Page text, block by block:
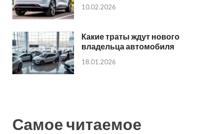
10.02.2026
Какие траты ждут нового
владельца автомобиля
18.01.2026
Самое читаемое